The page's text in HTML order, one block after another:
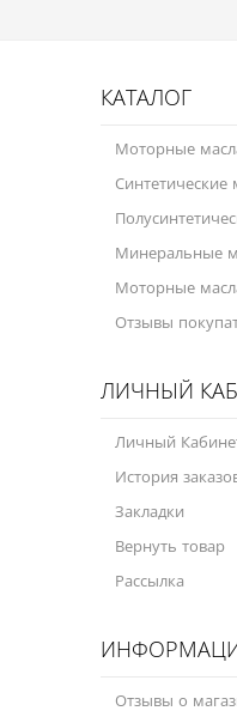
КАТАЛОГ
Моторные
Синтетические
Минеральные
Моторные
Отзывы
ЛИЧНЫЙ
Личный
История
Закладки
Вернуть товар
Рассылка
Отзывы о